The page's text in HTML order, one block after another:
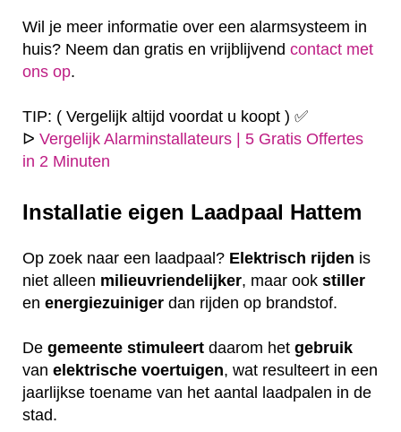
Wil je meer informatie over een alarmsysteem in
huis? Neem dan gratis en vrijblijvend contact met
ons op.
TIP: ( Vergelijk altijd voordat u koopt ) ✅
ᐅ Vergelijk Alarminstallateurs | 5 Gratis Offertes
in 2 Minuten
Installatie eigen Laadpaal Hattem
Op zoek naar een laadpaal? Elektrisch rijden is
niet alleen milieuvriendelijker, maar ook stiller
en energiezuiniger dan rijden op brandstof.
De gemeente stimuleert daarom het gebruik
van elektrische voertuigen, wat resulteert in een
jaarlijkse toename van het aantal laadpalen in de
stad.